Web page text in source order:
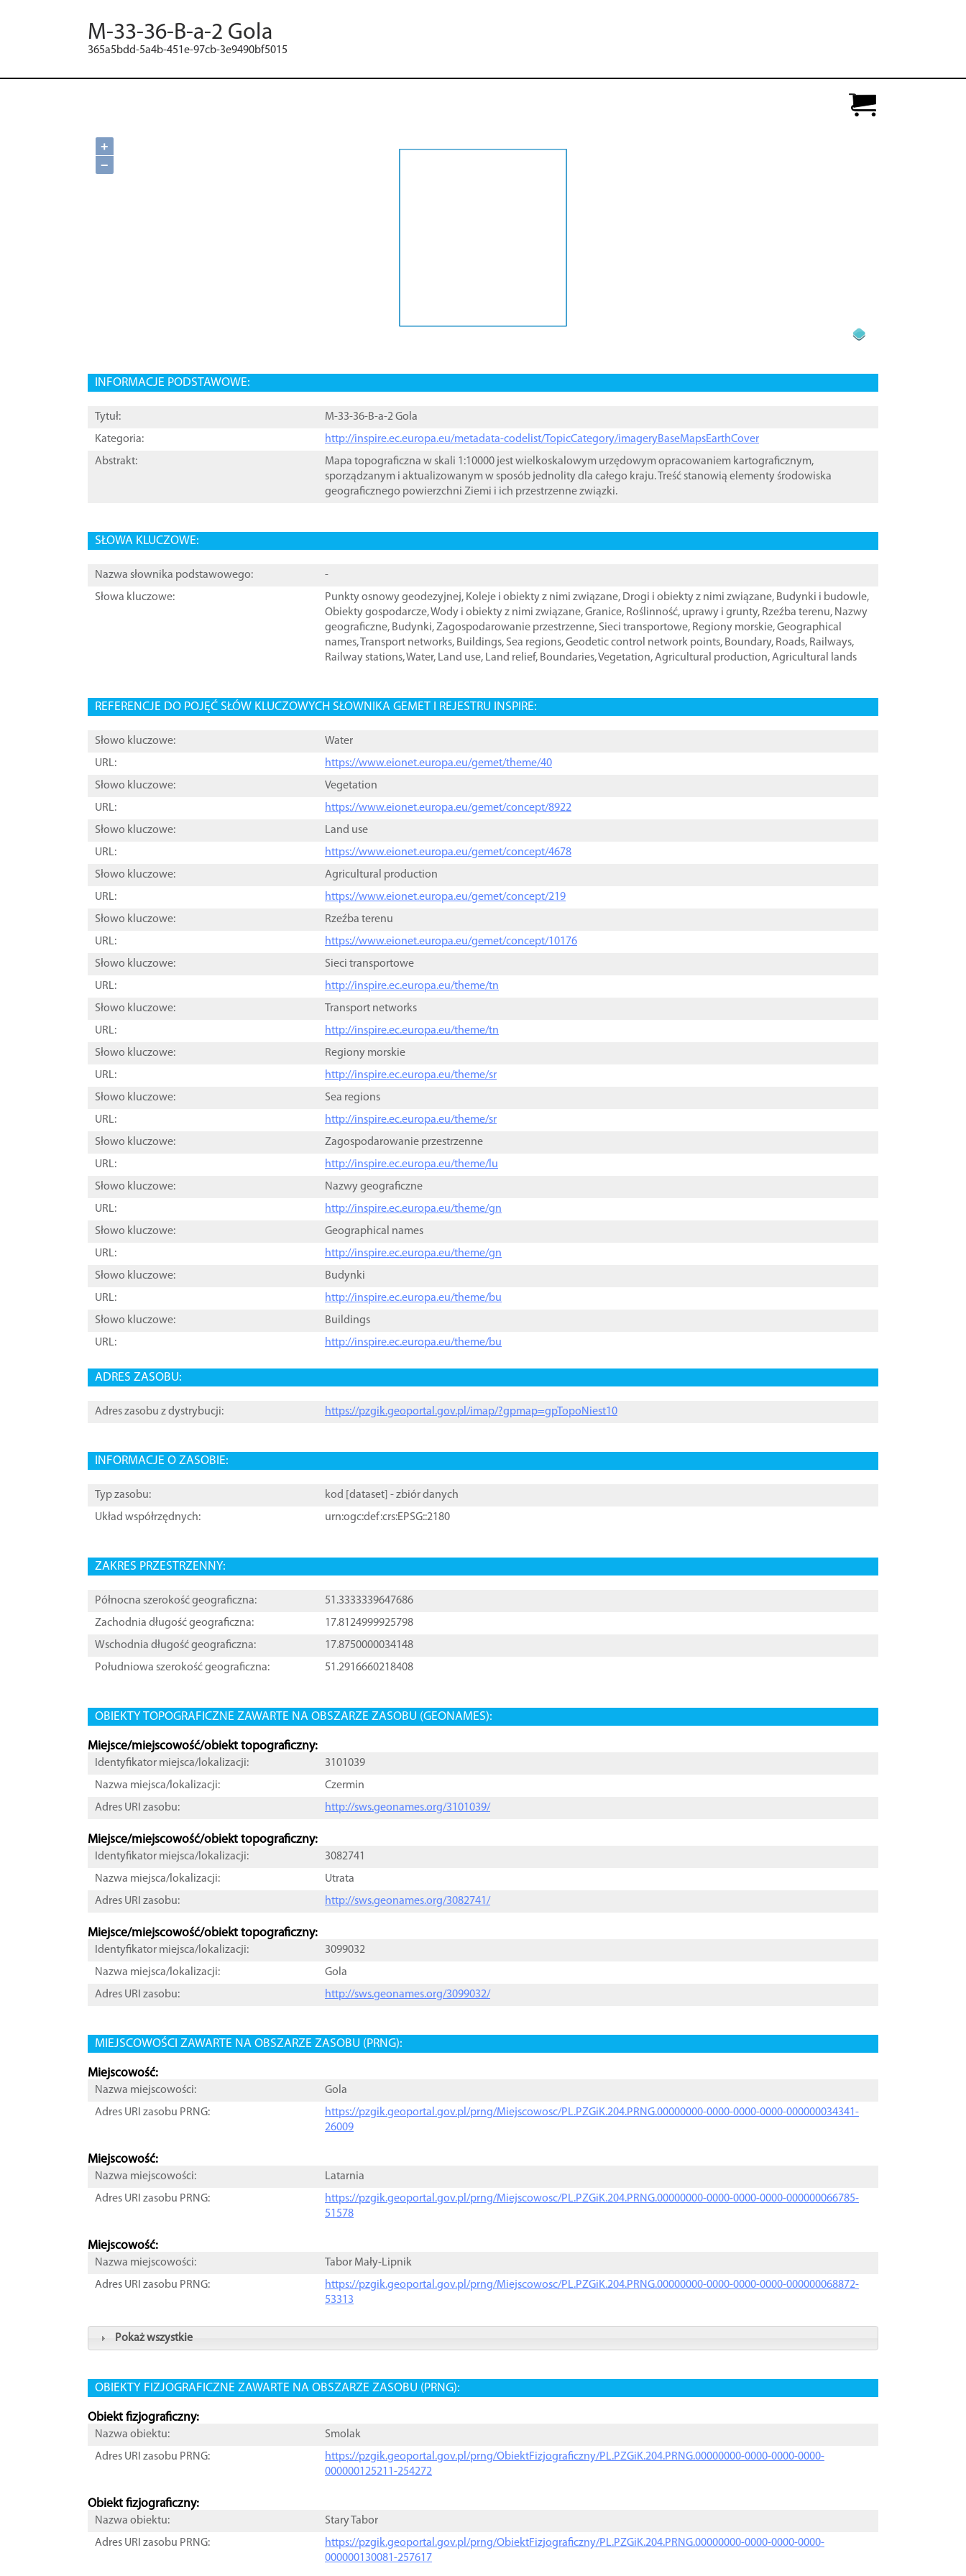
M-33-36-B-a-2 Gola
365a5bdd-5a4b-451e-97cb-3e9490bf5015
+
−
INFORMACJE PODSTAWOWE:
Tytuł:
M-33-36-B-a-2 Gola
Kategoria:
http://inspire.ec.europa.eu/metadata-codelist/TopicCategory/imageryBaseMapsEarthCover
Abstrakt:
Mapa topograficzna w skali 1:10000 jest wielkoskalowym urzędowym opracowaniem kartograficznym,
sporządzanym i aktualizowanym w sposób jednolity dla całego kraju. Treść stanowią elementy środowiska
geograficznego powierzchni Ziemi i ich przestrzenne związki.
SŁOWA KLUCZOWE:
Nazwa słownika podstawowego:
-
Słowa kluczowe:
Punkty osnowy geodezyjnej, Koleje i obiekty z nimi związane, Drogi i obiekty z nimi związane, Budynki i budowle,
Obiekty gospodarcze,Wody i obiekty z nimi związane,Granice, Roślinność, uprawy i grunty, Rzeźba terenu, Nazwy
geograficzne, Budynki,Zagospodarowanie przestrzenne, Sieci transportowe, Regiony morskie,Geographical
names,Transport networks, Buildings, Sea regions,Geodetic control network points, Boundary, Roads, Railways,
Railway stations,Water, Land use, Land relief, Boundaries,Vegetation,Agricultural production,Agricultural lands
REFERENCJE DO POJĘĆ SŁÓW KLUCZOWYCH SŁOWNIKA GEMET I REJESTRU INSPIRE:
Słowo kluczowe:
Water
URL:
https://www.eionet.europa.eu/gemet/theme/40
Słowo kluczowe:
Vegetation
URL:
https://www.eionet.europa.eu/gemet/concept/8922
Słowo kluczowe:
Land use
URL:
https://www.eionet.europa.eu/gemet/concept/4678
Słowo kluczowe:
Agricultural production
URL:
https://www.eionet.europa.eu/gemet/concept/219
Słowo kluczowe:
Rzeźba terenu
URL:
https://www.eionet.europa.eu/gemet/concept/10176
Słowo kluczowe:
Sieci transportowe
URL:
http://inspire.ec.europa.eu/theme/tn
Słowo kluczowe:
Transport networks
URL:
http://inspire.ec.europa.eu/theme/tn
Słowo kluczowe:
Regiony morskie
URL:
http://inspire.ec.europa.eu/theme/sr
Słowo kluczowe:
Sea regions
URL:
http://inspire.ec.europa.eu/theme/sr
Słowo kluczowe:
Zagospodarowanie przestrzenne
URL:
http://inspire.ec.europa.eu/theme/lu
Słowo kluczowe:
Nazwy geograficzne
URL:
http://inspire.ec.europa.eu/theme/gn
Słowo kluczowe:
Geographical names
URL:
http://inspire.ec.europa.eu/theme/gn
Słowo kluczowe:
Budynki
URL:
http://inspire.ec.europa.eu/theme/bu
Słowo kluczowe:
Buildings
URL:
http://inspire.ec.europa.eu/theme/bu
ADRES ZASOBU:
Adres zasobu z dystrybucji: https://pzgik.geoportal.gov.pl/imap/?gpmap=gpTopoNiest10
INFORMACJE O ZASOBIE:
Typ zasobu: kod [ dataset ] - zbiór danych
Układ współrzędnych:
urn:ogc:def:crs:EPSG::2180
ZAKRES PRZESTRZENNY:
Północna szerokość geograficzna:
51.3333339647686
Zachodnia długość geograficzna:
17.8124999925798
Wschodnia długość geograficzna:
17.8750000034148
Południowa szerokość geograficzna:
51.2916660218408
OBIEKTY TOPOGRAFICZNE ZAWARTE NA OBSZARZE ZASOBU (GEONAMES):
Miejsce/miejscowość/obiekt topograficzny:
Identyfikator miejsca/lokalizacji:
3101039
Nazwa miejsca/lokalizacji:
Czermin
Adres URI zasobu:
http://sws.geonames.org/3101039/
Miejsce/miejscowość/obiekt topograficzny:
Identyfikator miejsca/lokalizacji:
3082741
Nazwa miejsca/lokalizacji:
Utrata
Adres URI zasobu:
http://sws.geonames.org/3082741/
Miejsce/miejscowość/obiekt topograficzny:
Identyfikator miejsca/lokalizacji:
3099032
Nazwa miejsca/lokalizacji:
Gola
Adres URI zasobu:
http://sws.geonames.org/3099032/
MIEJSCOWOŚCI ZAWARTE NA OBSZARZE ZASOBU (PRNG):
Miejscowość:
Nazwa miejscowości:
Gola
Adres URI zasobu PRNG:
https://pzgik.geoportal.gov.pl/prng/Miejscowosc/PL.PZGiK.204.PRNG.00000000-0000-0000-0000-000000034341-
26009
Miejscowość:
Nazwa miejscowości:
Latarnia
Adres URI zasobu PRNG:
https://pzgik.geoportal.gov.pl/prng/Miejscowosc/PL.PZGiK.204.PRNG.00000000-0000-0000-0000-000000066785-
51578
Miejscowość:
Nazwa miejscowości:
Tabor Mały-Lipnik
Adres URI zasobu PRNG:
https://pzgik.geoportal.gov.pl/prng/Miejscowosc/PL.PZGiK.204.PRNG.00000000-0000-0000-0000-000000068872-
53313
Pokaż wszystkie
OBIEKTY FIZJOGRAFICZNE ZAWARTE NA OBSZARZE ZASOBU (PRNG):
Obiekt fizjograficzny:
Nazwa obiektu:
Smolak
Adres URI zasobu PRNG:
https://pzgik.geoportal.gov.pl/prng/ObiektFizjograficzny/PL.PZGiK.204.PRNG.00000000-0000-0000-0000-
000000125211-254272
Obiekt fizjograficzny:
Nazwa obiektu:
Stary Tabor
Adres URI zasobu PRNG:
https://pzgik.geoportal.gov.pl/prng/ObiektFizjograficzny/PL.PZGiK.204.PRNG.00000000-0000-0000-0000-
000000130081-257617